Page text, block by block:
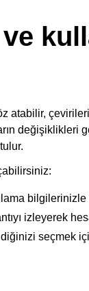
atabilir,
bilgilerinizle
izleyerek
seçmek